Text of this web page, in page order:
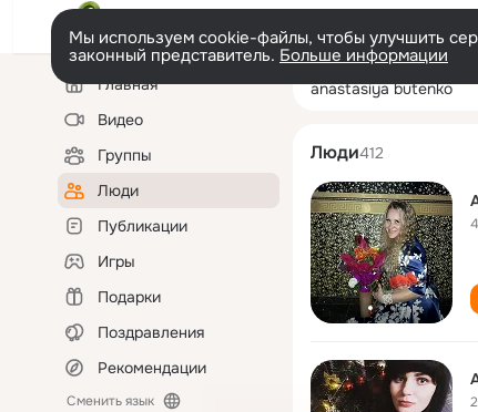
Мы используем cookie-файлы, чтобы улучшить
законный представитель. Больше информации
Левая
колонкаГлавная
Видео
Группы
Люди
Публикации
Игры
Подарки
Поздравления
Рекомендации
Сменить язык
anastasiya
Люди412